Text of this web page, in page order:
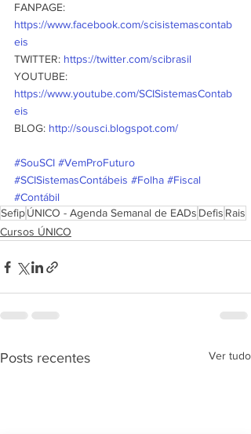
FANPAGE:
https://www.facebook.com/scisistemascontab
eis
TWITTER: https://twitter.com/scibrasil
YOUTUBE:
https://www.youtube.com/SCISistemasContab
eis
BLOG: http://sousci.blogspot.com/
#SouSCI #VemProFuturo
#SCISistemasContábeis #Folha #Fiscal
#Contábil
SefipÚNICO - Agenda Semanal de EADs Defis Rais
Cursos ÚNICO
Posts recentes Ver tudo